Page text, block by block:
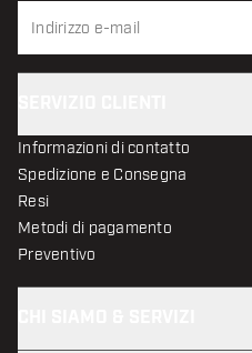
Informazioni di contatto
Spedizione e Consegna
Resi
Metodi di pagamento
Preventivo